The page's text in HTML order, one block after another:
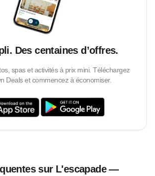
Des centaines d’offres.
spas et activités à prix mini. Téléchargez
Deals et commencez à économiser.
sur L'escapade —